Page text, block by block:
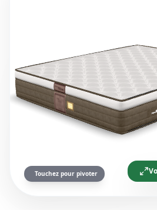
Touchez pour pivoter